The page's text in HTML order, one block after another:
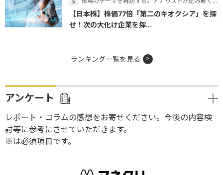
【日本株】株価77倍「第二のキオクシア」を探
せ！次の大化け企業を探...
ランキング一覧を見る
アンケート
レポート・コラムの感想をお寄せください。今後の内容検
討等に参考にさせていただきます。
※は必須項目です。